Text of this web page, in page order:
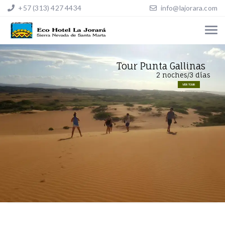
+57 (313) 427 4434 info@lajorara.com
2 noches/3 días
Tour Punta Gallinas
VER TOUR